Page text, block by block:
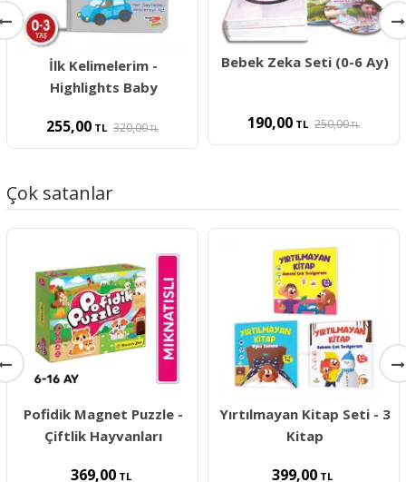
İlk Kelimelerim -
Highlights Baby
255,00 TL 320,00TL
Bebek Zeka Seti (0-6 Ay)
190,00 TL 250,00TL
Çok satanlar
Pofidik Magnet Puzzle -
Çiftlik Hayvanları
369,00 TL
Yırtılmayan Kitap Seti - 3
Kitap
399,00 TL